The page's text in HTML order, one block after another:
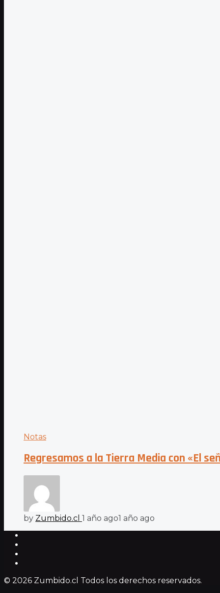
Notas
Regresamos a la Tierra Media con «El
by Zumbido.cl 1 año ago1 año ago
© 2026 Zumbido.cl Todos los derechos reservados.